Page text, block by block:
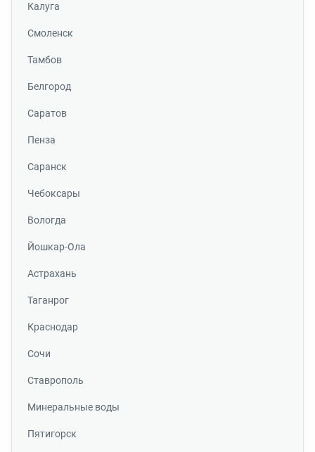
Калуга
Смоленск
Тамбов
Белгород
Саратов
Пенза
Саранск
Чебоксары
Вологда
Йошкар-Ола
Астрахань
Таганрог
Краснодар
Сочи
Ставрополь
Минеральные воды
Пятигорск